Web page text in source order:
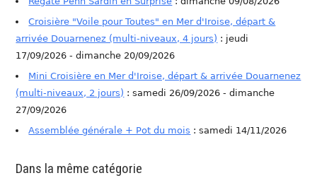
Croisière "Voile pour Toutes" en Mer d'Iroise, départ &
arrivée Douarnenez (multi-niveaux, 4 jours) : jeudi
17/09/2026 - dimanche 20/09/2026
Mini Croisière en Mer d'Iroise, départ & arrivée Douarnenez
(multi-niveaux, 2 jours) : samedi 26/09/2026 - dimanche
27/09/2026
Assemblée générale + Pot du mois : samedi 14/11/2026
Dans la même catégorie